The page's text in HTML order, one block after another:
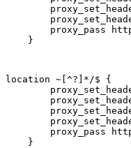
proxy_pass
    }
location ~[^?]*/$ {
proxy_pass
    }